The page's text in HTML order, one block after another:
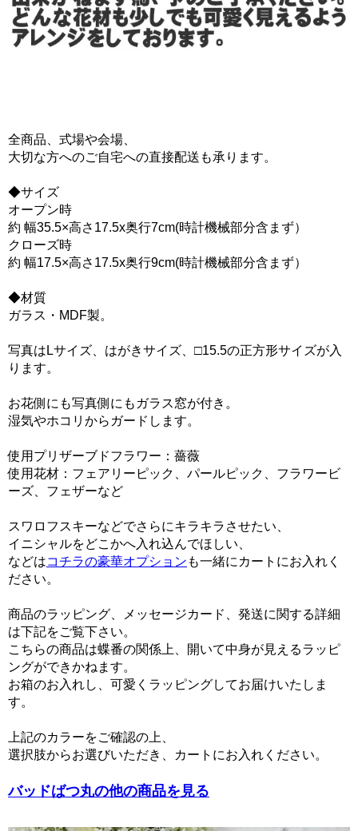
全商品、式場や会場、
大切な方へのご自宅への直接配送も承ります。
◆サイズ
オープン時
約 幅35.5×高さ17.5x奥行7cm(時計機械部分含まず）
クローズ時
約 幅17.5×高さ17.5x奥行9cm(時計機械部分含まず）
◆材質
ガラス・MDF製。
写真はLサイズ、はがきサイズ、□15.5の正方形サイズが入
ります。
お花側にも写真側にもガラス窓が付き。
湿気やホコリからガードします。
使用プリザーブドフラワー：薔薇
使用花材：フェアリーピック、パールピック、フラワービ
ーズ、フェザーなど
スワロフスキーなどでさらにキラキラさせたい、
イニシャルをどこかへ入れ込んでほしい、
などはコチラの豪華オプション も一緒にカートにお入れく
ださい。
商品のラッピング、メッセージカード、発送に関する詳細
は下記をご覧下さい。
こちらの商品は蝶番の関係上、開いて中身が見えるラッピ
ングができかねます。
お箱のお入れし、可愛くラッピングしてお届けいたしま
す。
上記のカラーをご確認の上、
選択肢からお選びいただき、カートにお入れください。
バッドばつ丸の他の商品を見る